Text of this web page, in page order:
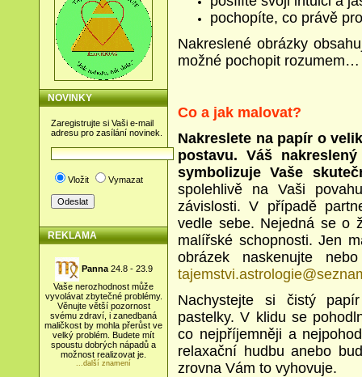
NOVINKY
Zaregistrujte si Vaši e-mail
adresu pro zasílání novinek.
Vložit Vymazat
REKLAMA
Panna24.8 - 23.9
Vaše nerozhodnost může
vyvolávat zbytečné problémy.
Věnujte větší pozornost
svému zdraví, i zanedbaná
maličkost by mohla přerůst ve
velký problém. Budete mít
spoustu dobrých nápadů a
možnost realizovat je.
...další znamení
pochopíte, co právě
Nakreslené obrázky
možné pochopit rozumem…
Co a jak malovat?
Nakreslete na papír o
postavu.
Váš
symbolizuje Vaše
spolehlivě na Vaši
závislosti.V případě
vedle sebe. Nejedná se o
malířské schopnosti. Jen
obrázek naskenujte
Nachystejte si čistý
pastelky. V klidu se
co nejpříjemněji a
relaxační hudbu anebo
zrovna Vám to vyhovuje.